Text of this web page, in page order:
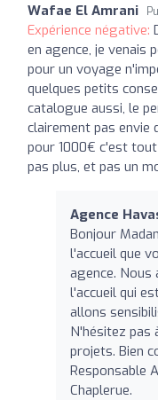
Wafae El Amrani
Expérience négative:
en agence, je venais
pour un voyage
quelques petits
catalogue aussi, le
clairement pas envie
pour 1000€ c'est
pas plus, et pas un
Agence
Bonjour
l'accueil que
agence. Nous
l'accueil qui
allons
N'hésitez pas
projets. Bien
Responsable
Chaplerue.